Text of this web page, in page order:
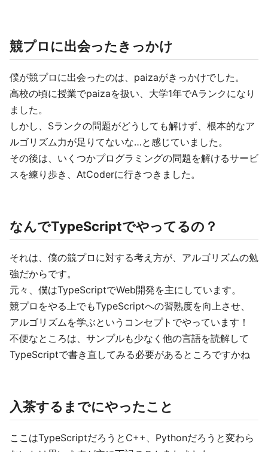
競プロに出会ったきっかけ
僕が競プロに出会ったのは、paizaがきっかけでした。
高校の頃に授業でpaizaを扱い、大学1年でAランクになり
ました。
しかし、Sランクの問題がどうしても解けず、根本的なア
ルゴリズム力が足りてないな…と感じていました。
その後は、いくつかプログラミングの問題を解けるサービ
スを練り歩き、AtCoderに行きつきました。
なんでTypeScriptでやってるの？
それは、僕の競プロに対する考え方が、アルゴリズムの勉
強だからです。
元々、僕はTypeScriptでWeb開発を主にしています。
競プロをやる上でもTypeScriptへの習熟度を向上させ、
アルゴリズムを学ぶというコンセプトでやっています！
不便なところは、サンプルも少なく他の言語を読解して
TypeScriptで書き直してみる必要があるところですかね
入茶するまでにやったこと
ここはTypeScriptだろうとC++、Pythonだろうと変わら